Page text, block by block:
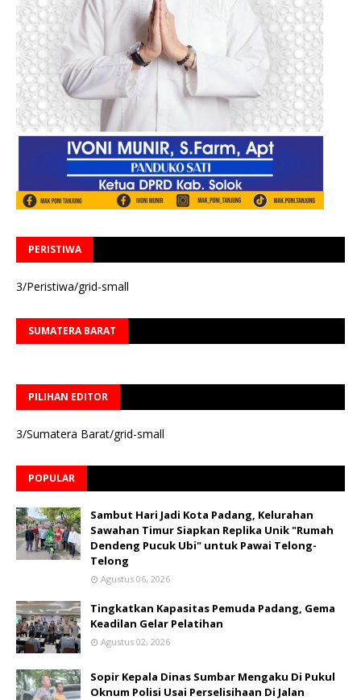
PERISTIWA
3/Peristiwa/grid-small
SUMATERA BARAT
PILIHAN EDITOR
3/Sumatera Barat/grid-small
POPULAR
Sambut Hari Jadi Kota Padang, Kelurahan
Sawahan Timur Siapkan Replika Unik "Rumah
Dendeng Pucuk Ubi" untuk Pawai Telong-
Telong
Agustus 06, 2026
Tingkatkan Kapasitas Pemuda Padang, Gema
Keadilan Gelar Pelatihan
Agustus 02, 2026
Sopir Kepala Dinas Sumbar Mengaku Di Pukul
Oknum Polisi Usai Perselisihaan Di Jalan